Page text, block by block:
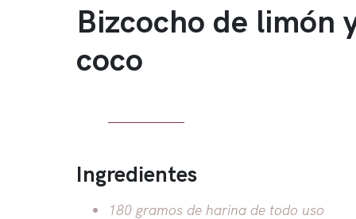
Bizcocho de limón
coco
Ingredientes
180 gramos de harina de todo uso